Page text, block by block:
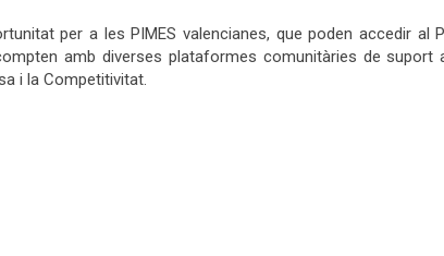
per a les PIMES valencianes, que poden accedir
amb diverses plataformes comunitàries de
i la Competitivitat.